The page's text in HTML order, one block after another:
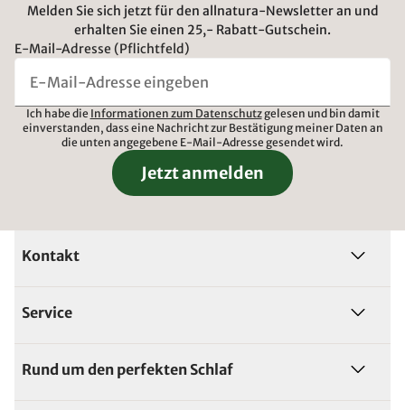
Melden Sie sich jetzt für den allnatura-Newsletter an und
erhalten Sie einen 25,- Rabatt-Gutschein.
E-Mail-Adresse (Pflichtfeld)
Ich habe die Informationen zum Datenschutzgelesen und bin damit
einverstanden, dass eine Nachricht zur Bestätigung meiner Daten an
die unten angegebene E-Mail-Adresse gesendet wird.
Jetzt anmelden
Kontakt
Service
Rund um den perfekten Schlaf